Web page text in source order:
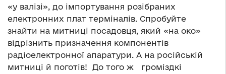
«у валізі», до імпортування розібраних
електронних плат терміналів. Спробуйте
знайти на митниці посадовця, який «на око»
відрізнить призначення компонентів
радіоелектронної апаратури. А на російській
митниці й поготів! До того ж громіздкі